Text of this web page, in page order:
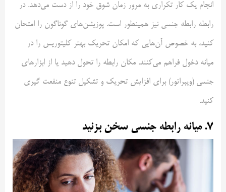
انجام یک کار تکراری به مرور زمان شوق خود را از دست می‌دهد. در
رابطه رابطه جنسی نیز همینطور است. پوزیشن‌های گوناگون را امتحان
کنید، به خصوص آن‌هایی که امکان تحریک بهتر کلیتوریس را در
میانه دخول فراهم می‌کنند. مکان رابطه را تحول دهید یا از ابزارهای
جنسی (ویبراتور) برای افزایش تحریک و تشکیل تنوع منفعت گیری
کنید.
۷. میانه رابطه جنسی سخن بزنید